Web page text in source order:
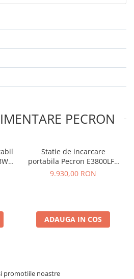
PECRON
Statie de incarcare
portabila Pecron E3800LFP
3840Wh 4200W + Carucior
9.930,00 RON
ADAUGA IN COS
promotiile noastre